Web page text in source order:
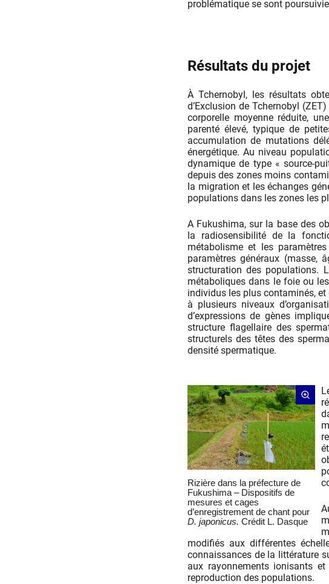
problématique se sont
Résultats du projet
À Tchernobyl, les résultats
d’Exclusion de Tchernobyl
corporelle moyenne réduite,
parenté élevé, typique de
accumulation de mutations
énergétique. Au niveau
dynamique de type « source-
depuis des zones moins
la migration et les échanges
populations dans les zones les
A Fukushima, sur la base des
la radiosensibilité de la
métabolisme et les
paramètres généraux (masse,
structuration des populations.
métaboliques dans le foie ou
individus les plus contaminés,
à plusieurs niveaux
d’expressions de gènes
structure flagellaire des
structurels des têtes des
densité spermatique.
Rizière dans la préfecture de
Fukushima – Dispositifs de
mesures et cages
d’enregistrement de chant pour
D. japonicus. Crédit L. Dasque
modifiés aux différentes
connaissances de la littérature
aux rayonnements ionisants et
reproduction des populations.